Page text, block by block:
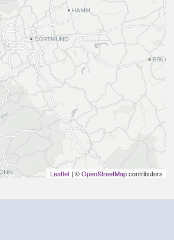
Leaflet | ©OpenStreetMapcontributors